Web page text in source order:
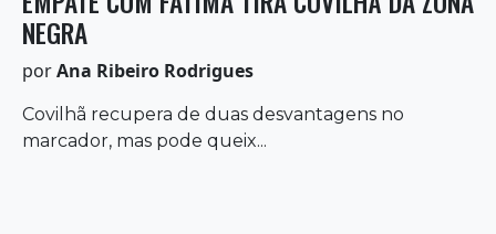
NEGRA
porAna Ribeiro Rodrigues
Covilhã recupera de duas desvantagens no
marcador, mas pode queix...